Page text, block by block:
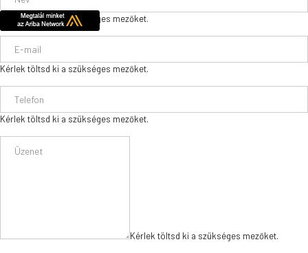
Kérlek töltsd ki a szükséges mezőket.
Kérlek töltsd ki a szükséges mezőket.
Kérlek töltsd ki a szükséges mezőket.
Kérlek töltsd ki a szükséges mezőket.